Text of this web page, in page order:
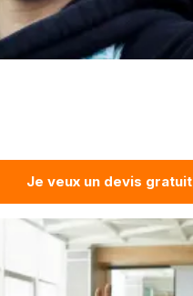
Je veux un devis gratuit